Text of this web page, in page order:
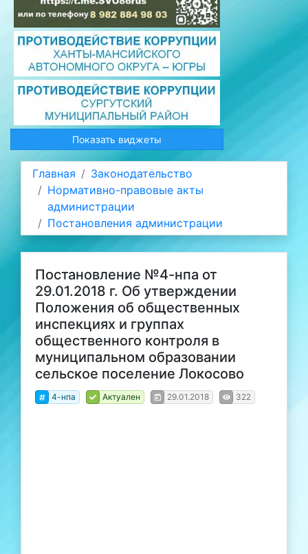
Показать виджеты
Главная
Законодательство
Нормативно-правовые акты
администрации
Постановления администрации
Постановление №4-нпа от
29.01.2018 г. Об утверждении
Положения об общественных
инспекциях и группах
общественного контроля в
муниципальном образовании
сельское поселение Локосово
4-нпа Актуален 29.01.2018 322